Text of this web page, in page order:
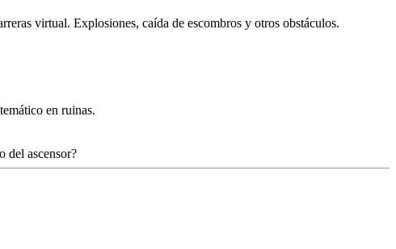
virtual. Explosiones, caída de escombros y otros obstáculos.
en ruinas.
del ascensor?